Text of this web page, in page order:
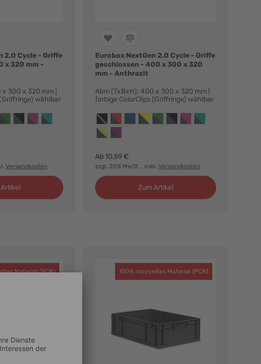
2.0 Cycle - Griffe
x 320 mm -
300 x 320 mm |
wählbar
rot
griffringe blau
griffringe gelb
anthrazit, griffringe grün
anthrazit, griffringe schwarz
anthrazit, griffringe magenta
anthrazit, griffringe türkis
hellgrünpurpur
Versandkosten
Eurobox NextGen 2.0 Cycle - Griffe
geschlossen - 400 x 300 x 320
mm - Anthrazit
Abm (TxBxH): 400 x 300 x 320 mm |
farbige ColorClips (Griffringe) wählbar
Farbvarianten:
anthrazit, ohne griffringe
anthrazit, griffringe rot
anthrazit, griffringe blau
anthrazit, griffringe gelb
anthrazit, griffringe grün
anthrazit, griffringe schwarz
anthrazit, griffringe
anthrazit, griffringe
anthrazit, griffringe hellgrün
anthrazit, griffringe purpur
Ab 10,59 €
zzgl. 20% MwSt. , exkl. Versandkosten
Zum Artikel
Material (PCR) 100% recyceltes Material (PCR)